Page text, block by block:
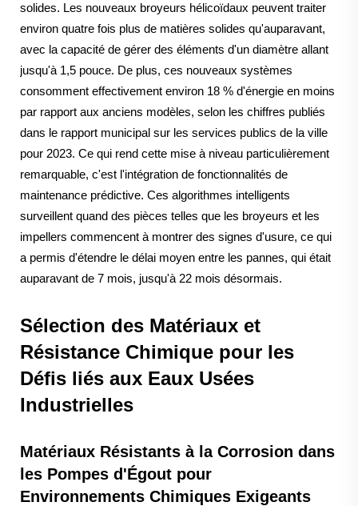
solides. Les nouveaux broyeurs hélicoïdaux peuvent traiter
environ quatre fois plus de matières solides qu'auparavant,
avec la capacité de gérer des éléments d'un diamètre allant
jusqu'à 1,5 pouce. De plus, ces nouveaux systèmes
consomment effectivement environ 18 % d'énergie en moins
par rapport aux anciens modèles, selon les chiffres publiés
dans le rapport municipal sur les services publics de la ville
pour 2023. Ce qui rend cette mise à niveau particulièrement
remarquable, c'est l'intégration de fonctionnalités de
maintenance prédictive. Ces algorithmes intelligents
surveillent quand des pièces telles que les broyeurs et les
impellers commencent à montrer des signes d'usure, ce qui
a permis d'étendre le délai moyen entre les pannes, qui était
auparavant de 7 mois, jusqu'à 22 mois désormais.
Sélection des Matériaux et
Résistance Chimique pour les
Défis liés aux Eaux Usées
Industrielles
Matériaux Résistants à la Corrosion dans
les Pompes d'Égout pour
Environnements Chimiques Exigeants